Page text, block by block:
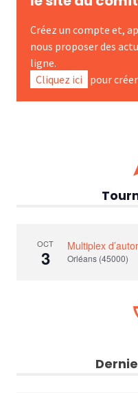
Créez un compte et,
nous proposer des
ligne.
Cliquez ici
pour
OCT
3
Multiplex
Orléans (45000)